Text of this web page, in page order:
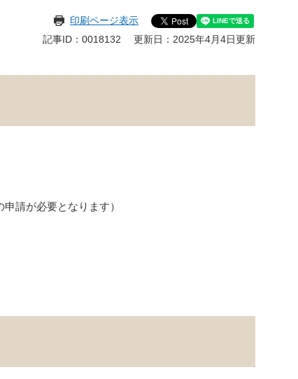
印刷ページ表示
記事ID：0018132
更新日：2025年4月4日更新
請が必要となります）